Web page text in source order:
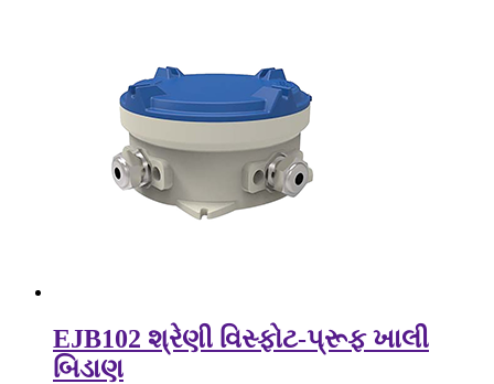
EJB102 શ્રેણી વિસ્ફોટ-પ્રૂફ ખાલી
બિડાણ